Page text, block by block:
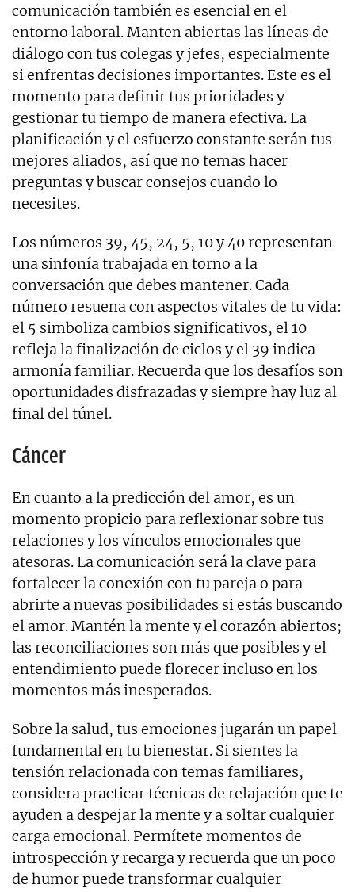
comunicación también es esencial en el
entorno laboral. Manten abiertas las líneas de
diálogo con tus colegas y jefes, especialmente
si enfrentas decisiones importantes. Este es el
momento para definir tus prioridades y
gestionar tu tiempo de manera efectiva. La
planificación y el esfuerzo constante serán tus
mejores aliados, así que no temas hacer
preguntas y buscar consejos cuando lo
necesites.
Los números 39, 45, 24, 5, 10 y 40 representan
una sinfonía trabajada en torno a la
conversación que debes mantener. Cada
número resuena con aspectos vitales de tu vida:
el 5 simboliza cambios significativos, el 10
refleja la finalización de ciclos y el 39 indica
armonía familiar. Recuerda que los desafíos son
oportunidades disfrazadas y siempre hay luz al
final del túnel.
Cáncer
En cuanto a la predicción del amor, es un
momento propicio para reflexionar sobre tus
relaciones y los vínculos emocionales que
atesoras. La comunicación será la clave para
fortalecer la conexión con tu pareja o para
abrirte a nuevas posibilidades si estás buscando
el amor. Mantén la mente y el corazón abiertos;
las reconciliaciones son más que posibles y el
entendimiento puede florecer incluso en los
momentos más inesperados.
Sobre la salud, tus emociones jugarán un papel
fundamental en tu bienestar. Si sientes la
tensión relacionada con temas familiares,
considera practicar técnicas de relajación que te
ayuden a despejar la mente y a soltar cualquier
carga emocional. Permítete momentos de
introspección y recarga y recuerda que un poco
de humor puede transformar cualquier